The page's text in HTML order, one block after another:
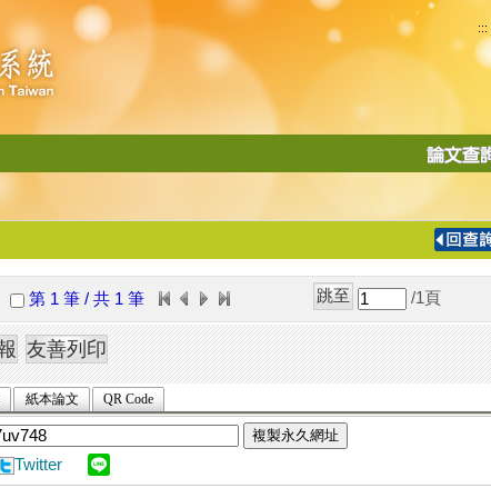
:::
導
第 1 筆 / 共 1 筆 /1 頁
紙本論文 QR Code
複製永久網址
Twitter